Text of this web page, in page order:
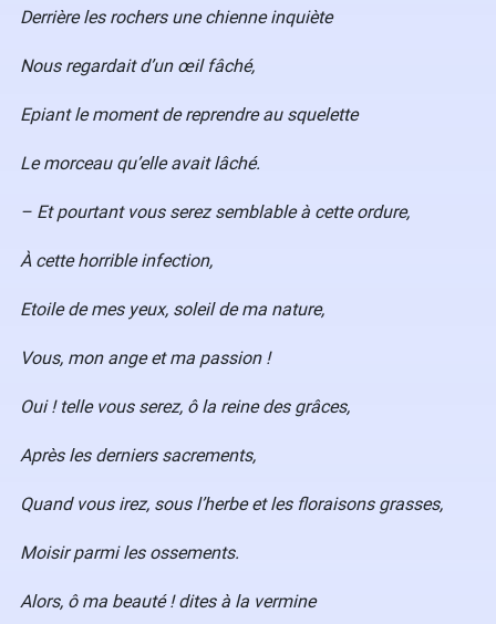
Derrière les rochers une chienne inquiète
Nous regardait d’un œil fâché,
Epiant le moment de reprendre au squelette
Le morceau qu’elle avait lâché.
– Et pourtant vous serez semblable à cette ordure,
À cette horrible infection,
Etoile de mes yeux, soleil de ma nature,
Vous, mon ange et ma passion !
Oui ! telle vous serez, ô la reine des grâces,
Après les derniers sacrements,
Quand vous irez, sous l’herbe et les floraisons grasses,
Moisir parmi les ossements.
Alors, ô ma beauté ! dites à la vermine